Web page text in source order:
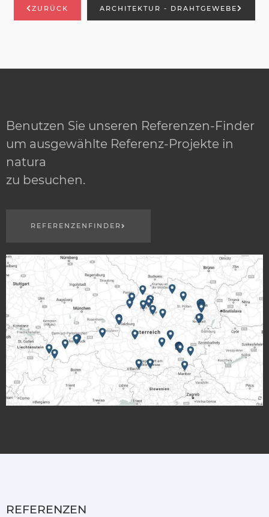
ZURÜCK ARCHITEKTUR - DRAHTGEWEBE
Benutzen Sie unseren Referenzen-Finder
um ausgewählte Referenz-Projekte in
natura
zu besuchen.
REFERENZENFINDER
REFERENZEN